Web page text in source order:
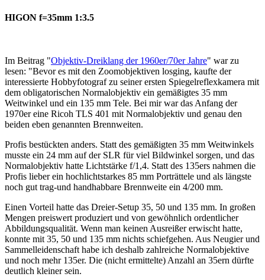
HIGON f=35mm 1:3.5
Im Beitrag "Objektiv-Dreiklang der 1960er/70er Jahre" war zu
lesen: "Bevor es mit den Zoomobjektiven losging, kaufte der
interessierte Hobbyfotograf zu seiner ersten Spiegelreflexkamera mit
dem obligatorischen Normalobjektiv ein gemäßigtes 35 mm
Weitwinkel und ein 135 mm Tele. Bei mir war das Anfang der
1970er eine Ricoh TLS 401 mit Normalobjektiv und genau den
beiden eben genannten Brennweiten.
Profis bestückten anders. Statt des gemäßigten 35 mm Weitwinkels
musste ein 24 mm auf der SLR für viel Bildwinkel sorgen, und das
Normalobjektiv hatte Lichtstärke f/1,4. Statt des 135ers nahmen die
Profis lieber ein hochlichtstarkes 85 mm Porträttele und als längste
noch gut trag-und handhabbare Brennweite ein 4/200 mm.
Einen Vorteil hatte das Dreier-Setup 35, 50 und 135 mm. In großen
Mengen preiswert produziert und von gewöhnlich ordentlicher
Abbildungsqualität. Wenn man keinen Ausreißer erwischt hatte,
konnte mit 35, 50 und 135 mm nichts schiefgehen. Aus Neugier und
Sammelleidenschaft habe ich deshalb zahlreiche Normalobjektive
und noch mehr 135er. Die (nicht ermittelte) Anzahl an 35ern dürfte
deutlich kleiner sein.